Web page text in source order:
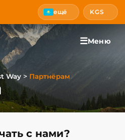
ещё KGS
☰Меню
Way > Партнёрам
с нами?